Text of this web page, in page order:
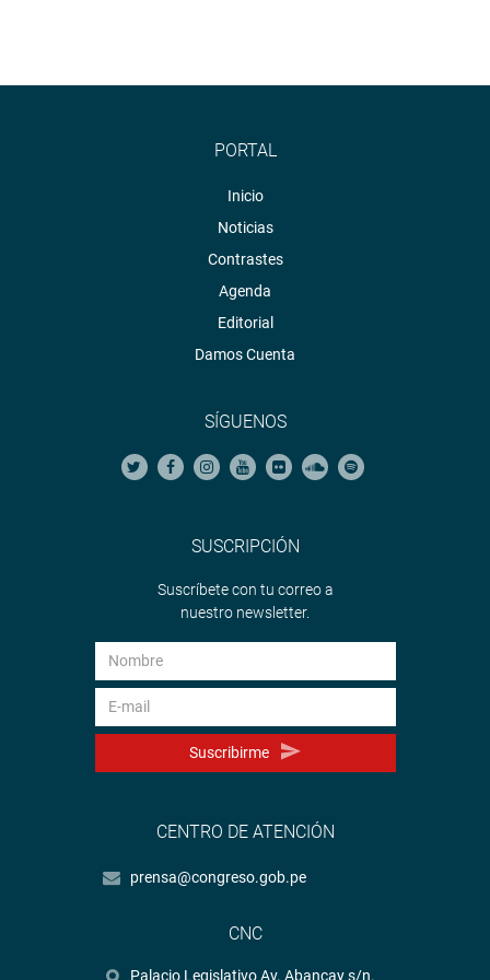
PORTAL
Inicio
Noticias
Contrastes
Agenda
Editorial
Damos Cuenta
SÍGUENOS
SUSCRIPCIÓN
Suscríbete con tu correo a
nuestro newsletter.
Suscribirme
CENTRO DE ATENCIÓN
prensa@congreso.gob.pe
CNC
Palacio Legislativo Av. Abancay s/n.